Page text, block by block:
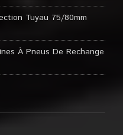
Tuyau 75/80mm
À Pneus De Rechange